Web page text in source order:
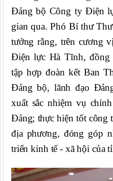
Đảng bộ Công ty Điện
gian qua. Phó Bí thư
tưởng rằng, trên cương
Điện lực Hà Tĩnh, đồng
tập hợp đoàn kết Ban
Đảng bộ, lãnh đạo
xuất sắc nhiệm vụ
Đảng; thực hiện tốt công
địa phương, đóng góp
triển kinh tế - xã hội của